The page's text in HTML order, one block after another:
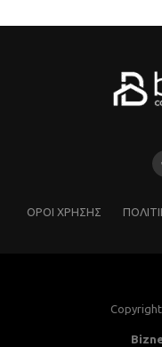
ΌΡΟΙ ΧΡΗΣΗΣ